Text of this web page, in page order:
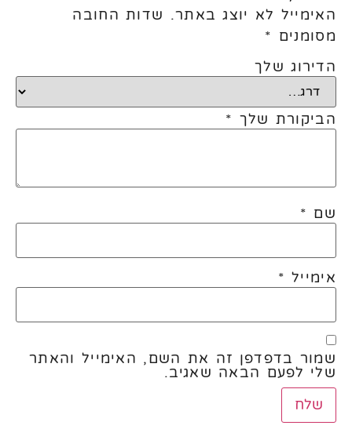
האימייל לא יוצג באתר. שדות החובה
מסומנים *
הדירוג שלך
הביקורת שלך *
שם *
אימייל *
שמור בדפדפן זה את השם, האימייל והאתר
שלי לפעם הבאה שאגיב.